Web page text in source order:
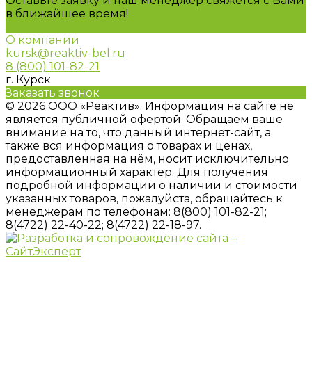
в ближайшее время!
О компании
kursk@reaktiv-bel.ru
8 (800) 101-82-21
г. Курск
Заказать звонок
© 2026 ООО «Реактив». Информация на сайте не
является публичной офертой. Обращаем ваше
внимание на то, что данный интернет-сайт, а
также вся информация о товарах и ценах,
предоставленная на нём, носит исключительно
информационный характер. Для получения
подробной информации о наличии и стоимости
указанных товаров, пожалуйста, обращайтесь к
менеджерам по телефонам: 8(800) 101-82-21;
8(4722) 22-40-22; 8(4722) 22-18-97.